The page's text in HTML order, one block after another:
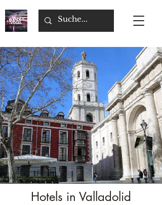
Hotels in Valladolid